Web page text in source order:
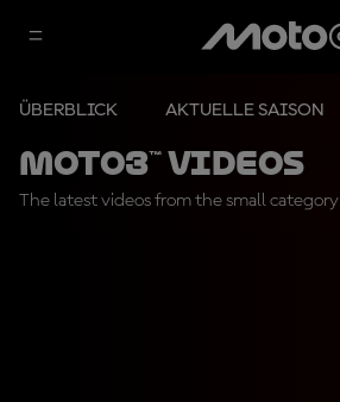
ÜBERBLICK AKTUELLE SAISON
Moto3™ Videos
The latest videos from the small category